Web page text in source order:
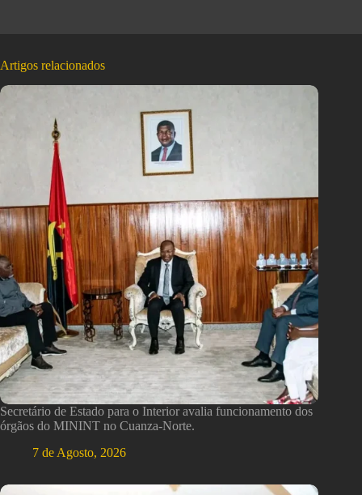
Artigos relacionados
Secretário de Estado para o Interior avalia funcionamento dos
órgãos do MININT no Cuanza-Norte.
7 de Agosto, 2026